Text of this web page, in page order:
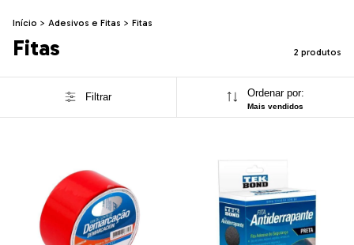
Início > Adesivos e Fitas > Fitas
Fitas 2 produtos
Filtrar Ordenar por:
Mais vendidos